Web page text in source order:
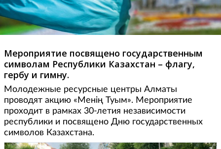
Мероприятие посвящено государственным
символам Республики Казахстан – флагу,
гербу и гимну.
Молодежные ресурсные центры Алматы
проводят акцию «Менің Туым». Мероприятие
проходит в рамках 30-летия независимости
республики и посвящено Дню государственных
символов Казахстана.